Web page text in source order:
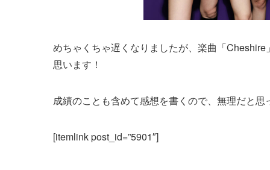
めちゃくちゃ遅くなりましたが、楽曲「
思います！
成績のことも含めて感想を書くので、無理だと
[itemlink post_id=”5901″]